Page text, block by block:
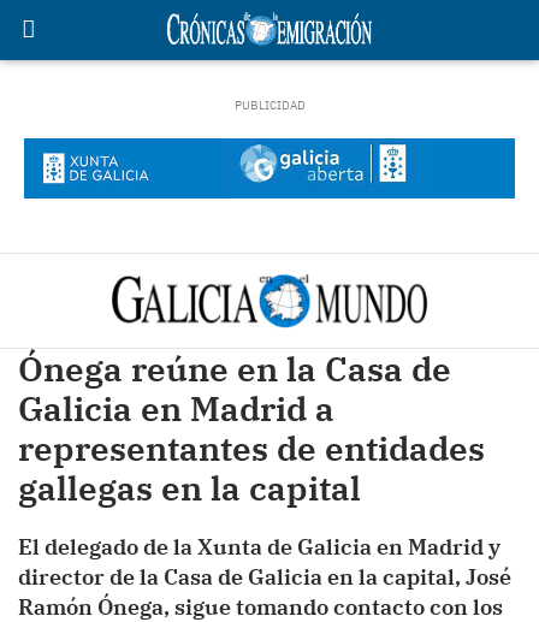
Ónega reúne en la Casa de
Galicia en Madrid a
representantes de entidades
gallegas en la capital
El delegado de la Xunta de Galicia en Madrid y
director de la Casa de Galicia en la capital, José
Ramón Ónega, sigue tomando contacto con los